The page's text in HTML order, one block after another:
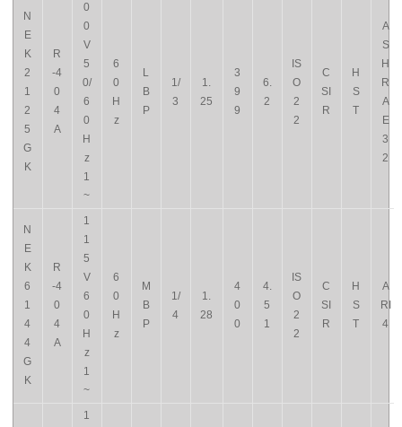
N
E
K
2
1
2
5
G
K
R
-4
0
4
A
0
0
V
5
0/
6
0
H
z
1
~
6
0
H
z
L
B
P
1/
3
1.
25
3
9
9
6.
2
IS
O
2
2
C
SI
R
H
S
T
A
S
H
R
A
E
3
2
N
E
K
6
1
4
4
G
K
R
-4
0
4
A
1
1
5
V
6
0
H
z
1
~
6
0
H
z
M
B
P
1/
4
1.
28
4
0
0
4.
5
1
IS
O
2
2
C
SI
R
H
S
T
A
RI
4
1